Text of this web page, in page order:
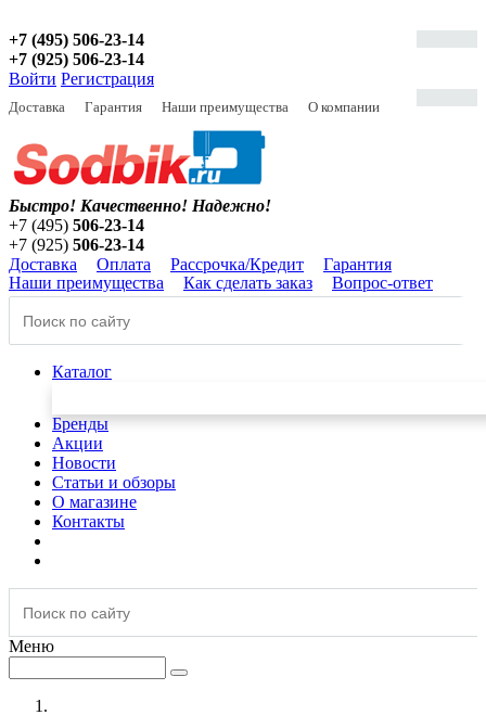
+7 (495) 506-23-14
+7 (925) 506-23-14
Войти Регистрация
Доставка Гарантия Наши преимущества О компании
Быстро! Качественно! Надежно!
+7 (495) 506-23-14
+7 (925) 506-23-14
Доставка
Оплата Рассрочка/Кредит
Гарантия
Наши преимущества
Как сделать заказ Вопрос-ответ
Каталог
Бренды
Акции
Новости
Статьи и обзоры
О магазине
Контакты
Меню